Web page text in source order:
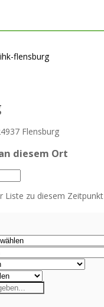
flensburg
Flensburg
diesem Ort
Liste zu diesem Zeitpunkt